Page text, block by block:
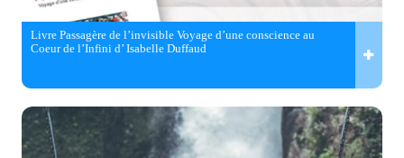
Livre Passagère de l’invisible Voyage d’une conscience au
Coeur de l’Infini d’ Isabelle Duffaud